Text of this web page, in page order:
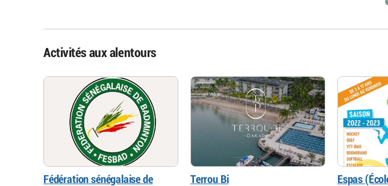
Activités aux alentours
Fédération sénégalaise de
Terrou Bi
Espas